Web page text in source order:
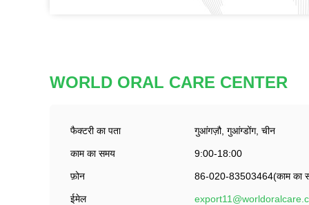
WORLD ORAL CARE CENTER
फैक्टरी का पता गुआंगज़ौ, गुआंग्डोंग, चीन
काम का समय 9:00-18:00
फ़ोन 86-020-83503464(काम का
ईमेल